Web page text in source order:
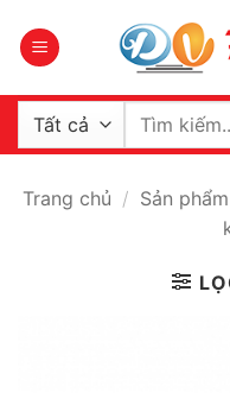
qua
dung
Tìm
Trang chủ / Sản phẩm